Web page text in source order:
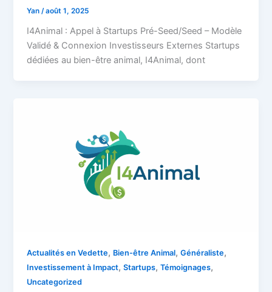
Yan/août 1, 2025
I4Animal : Appel à Startups Pré-Seed/Seed – Modèle
Validé & Connexion Investisseurs Externes Startups
dédiées au bien-être animal, I4Animal, dont
Actualités en Vedette, Bien-être Animal,Généraliste,
Investissement à Impact,Startups,Témoignages,
Uncategorized